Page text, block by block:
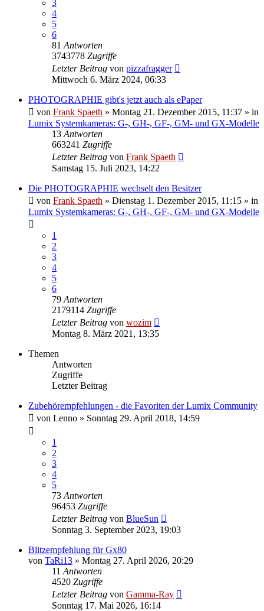
3
4
5
6
81 Antworten
3743778 Zugriffe
Letzter Beitrag von pizzafragger
Mittwoch 6. März 2024, 06:33
PHOTOGRAPHIE gibt's jetzt auch als ePaper
von Frank Spaeth » Montag 21. Dezember 2015, 11:37 » in
Lumix Systemkameras: G-, GH-, GF-, GM- und GX-Modelle
13 Antworten
663241 Zugriffe
Letzter Beitrag von Frank Spaeth
Samstag 15. Juli 2023, 14:22
Die PHOTOGRAPHIE wechselt den Besitzer
von Frank Spaeth » Dienstag 1. Dezember 2015, 11:15 » in
Lumix Systemkameras: G-, GH-, GF-, GM- und GX-Modelle
1
2
3
4
5
6
79 Antworten
2179114 Zugriffe
Letzter Beitrag von wozim
Montag 8. März 2021, 13:35
Themen
Antworten
Zugriffe
Letzter Beitrag
Zubehörempfehlungen - die Favoriten der Lumix Community
von Lenno » Sonntag 29. April 2018, 14:59
1
2
3
4
5
73 Antworten
96453 Zugriffe
Letzter Beitrag von BlueSun
Sonntag 3. September 2023, 19:03
Blitzempfehlung für Gx80
von TaRi13 » Montag 27. April 2026, 20:29
11 Antworten
4520 Zugriffe
Letzter Beitrag von Gamma-Ray
Sonntag 17. Mai 2026, 16:14